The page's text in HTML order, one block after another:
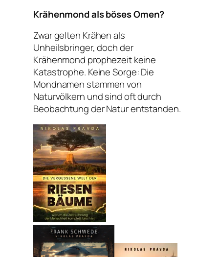
Krähenmond als böses Omen?
Zwar gelten Krähen als
Unheilsbringer, doch der
Krähenmond prophezeit keine
Katastrophe. Keine Sorge: Die
Mondnamen stammen von
Naturvölkern und sind oft durch
Beobachtung der Natur entstanden.